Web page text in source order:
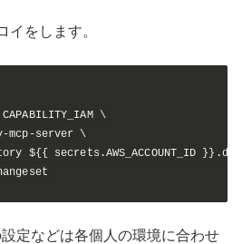
イをします。
\
mcp-server \
${{ secrets.AWS_ACCOUNT_ID
定などは各個人の環境に合わせ